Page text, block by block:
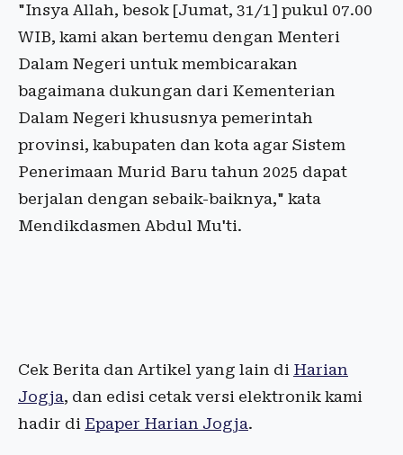
"Insya Allah, besok [Jumat, 31/1] pukul 07.00
WIB, kami akan bertemu dengan Menteri
Dalam Negeri untuk membicarakan
bagaimana dukungan dari Kementerian
Dalam Negeri khususnya pemerintah
provinsi, kabupaten dan kota agar Sistem
Penerimaan Murid Baru tahun 2025 dapat
berjalan dengan sebaik-baiknya," kata
Mendikdasmen Abdul Mu'ti.
Cek Berita dan Artikel yang lain di Harian
Jogja, dan edisi cetak versi elektronik kami
hadir di Epaper Harian Jogja.